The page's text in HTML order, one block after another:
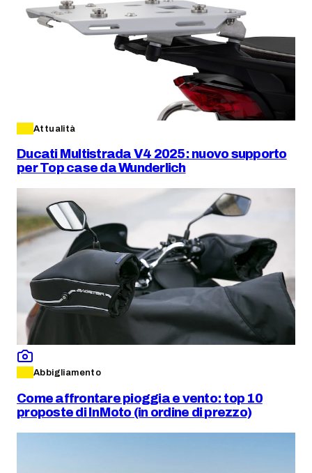
Attualità
Ducati Multistrada V4 2025: nuovo supporto
per Top case da Wunderlich
Abbigliamento
Come affrontare pioggia e vento: top 10
proposte di InMoto (in ordine di prezzo)